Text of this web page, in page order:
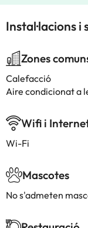
Instal·lacions i
Zones
Calefacció
Aire condicionat a
Wifi i
Wi-Fi
Mascotes
No s'admeten